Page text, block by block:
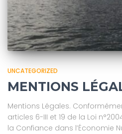
UNCATEGORIZED
MENTIONS
Mentions Légales.
articles 6-III et 19 de la Loi
la Confiance dans l’Économie